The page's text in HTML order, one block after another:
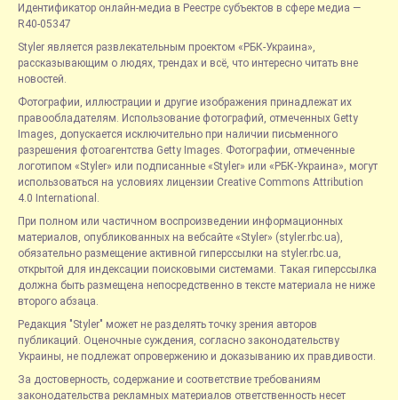
Идентификатор онлайн-медиа в Реестре субъектов в сфере медиа —
R40-05347
Styler является развлекательным проектом «РБК-Украина»,
рассказывающим о людях, трендах и всё, что интересно читать вне
новостей.
Фотографии, иллюстрации и другие изображения принадлежат их
правообладателям. Использование фотографий, отмеченных Getty
Images, допускается исключительно при наличии письменного
разрешения фотоагентства Getty Images. Фотографии, отмеченные
логотипом «Styler» или подписанные «Styler» или «РБК-Украина», могут
использоваться на условиях лицензии Creative Commons Attribution
4.0 International.
При полном или частичном воспроизведении информационных
материалов, опубликованных на вебсайте «Styler» (styler.rbc.ua),
обязательно размещение активной гиперссылки на styler.rbc.ua,
открытой для индексации поисковыми системами. Такая гиперссылка
должна быть размещена непосредственно в тексте материала не ниже
второго абзаца.
Редакция "Styler" может не разделять точку зрения авторов
публикаций. Оценочные суждения, согласно законодательству
Украины, не подлежат опровержению и доказыванию их правдивости.
За достоверность, содержание и соответствие требованиям
законодательства рекламных материалов ответственность несет